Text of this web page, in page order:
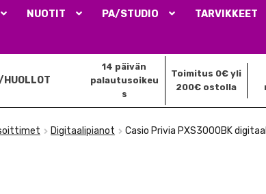
NUOTIT PA/STUDIO TARVIKKEET
14 päivän
palautusoikeu
s
Toimitus 0€ yli
200€ ostolla
HUOLLOT
Digitaalipianot Casio Privia PXS3000BK